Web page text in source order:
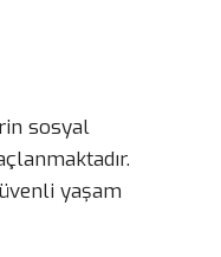
sosyal
yaşam